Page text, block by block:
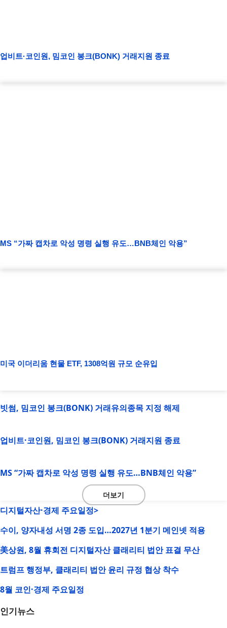
업비트·코인원, 밈코인 봉크(BONK) 거래지원 종료
MS “가짜 캡차로 악성 명령 실행 유도…BNB체인 악용”
미국 이더리움 현물 ETF, 1308억원 규모 순유입
빗썸, 밈코인 봉크(BONK) 거래유의종목 지정 해제
업비트·코인원, 밈코인 봉크(BONK) 거래지원 종료
MS “가짜 캡차로 악성 명령 실행 유도…BNB체인 악용”
더보기
디지털자산·경제 주요일정>
수이, 양자내성 서명 2종 도입…2027년 1분기 메인넷 적용
美상원, 8월 휴회전 디지털자산 클래리티 법안 표결 무산
트럼프 행정부, 클래리티 법안 윤리 규정 협상 착수
8월 코인·경제 주요일정
인기뉴스